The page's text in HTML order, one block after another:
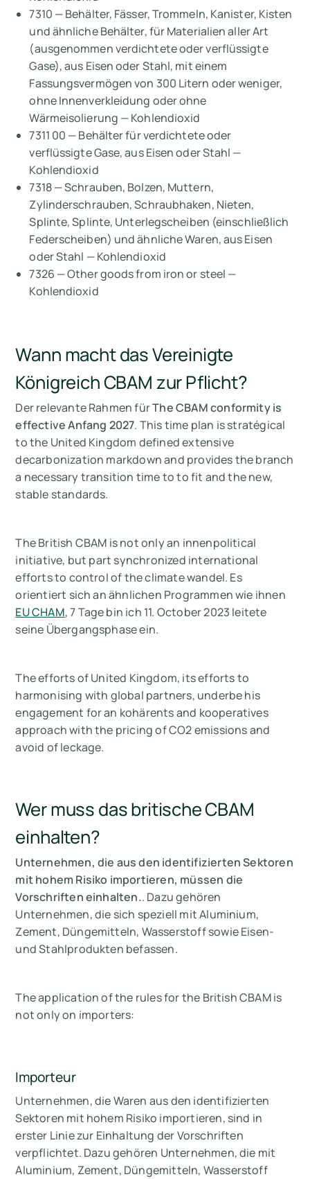
7310 — Behälter, Fässer, Trommeln, Kanister, Kisten
und ähnliche Behälter, für Materialien aller Art
(ausgenommen verdichtete oder verflüssigte
Gase), aus Eisen oder Stahl, mit einem
Fassungsvermögen von 300 Litern oder weniger,
ohne Innenverkleidung oder ohne
Wärmeisolierung — Kohlendioxid
7311 00 — Behälter für verdichtete oder
verflüssigte Gase, aus Eisen oder Stahl —
Kohlendioxid
7318 — Schrauben, Bolzen, Muttern,
Zylinderschrauben, Schraubhaken, Nieten,
Splinte, Splinte, Unterlegscheiben (einschließlich
Federscheiben) und ähnliche Waren, aus Eisen
oder Stahl — Kohlendioxid
7326 — Other goods from iron or steel —
Kohlendioxid
Wann macht das Vereinigte
Königreich CBAM zur Pflicht?
Der relevante Rahmen fürThe CBAM conformity is
effective Anfang 2027. This time plan is stratégical
to the United Kingdom defined extensive
decarbonization markdown and provides the branch
a necessary transition time to to fit and the new,
stable standards.
The British CBAM is not only an innenpolitical
initiative, but part synchronized international
efforts to control of the climate wandel. Es
orientiert sich an ähnlichen Programmen wie ihnen
EU CHAM, 7 Tage bin ich 11. October 2023 leitete
seine Übergangsphase ein.
The efforts of United Kingdom, its efforts to
harmonising with global partners, underbe his
engagement for an kohärents and kooperatives
approach with the pricing of CO2 emissions and
avoid of leckage.
Wer muss das britische CBAM
einhalten?
Unternehmen, die aus den identifizierten Sektoren
mit hohem Risiko importieren, müssen die
Vorschriften einhalten.. Dazu gehören
Unternehmen, die sich speziell mit Aluminium,
Zement, Düngemitteln, Wasserstoff sowie Eisen-
und Stahlprodukten befassen.
The application of the rules for the British CBAM is
not only on importers:
Importeur
Unternehmen, die Waren aus den identifizierten
Sektoren mit hohem Risiko importieren, sind in
erster Linie zur Einhaltung der Vorschriften
verpflichtet. Dazu gehören Unternehmen, die mit
Aluminium, Zement, Düngemitteln, Wasserstoff